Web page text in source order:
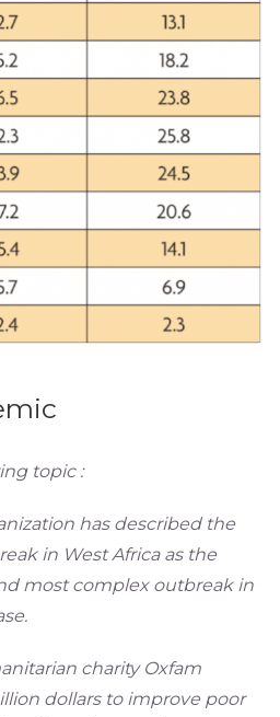
topic :
has described the
in West Africa as the
most complex outbreak in
charity Oxfam
dollars to improve poor